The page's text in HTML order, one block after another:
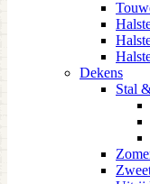
Dekens
Stal